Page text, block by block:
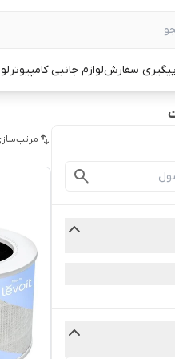
پیگیری سفارشلوازم جانبی کامپیوتر